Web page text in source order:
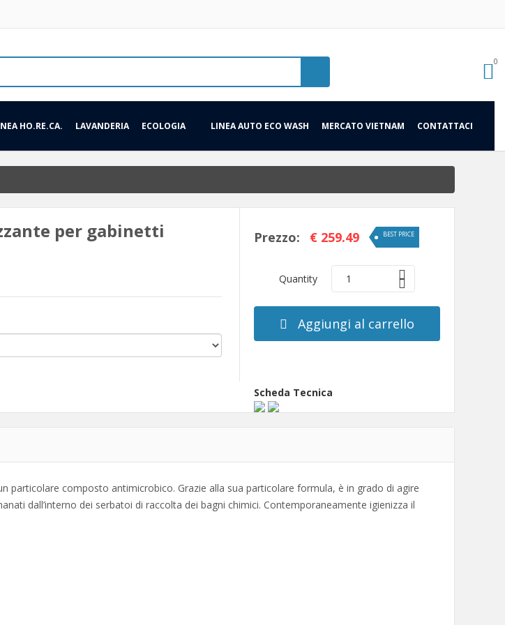
0
HO.RE.CA. LAVANDERIA ECOLOGIA LINEA AUTO ECO WASH MERCATO VIETNAM CONTATTACI
per gabinetti Prezzo: € 259.49 BEST PRICE
Quantity 1
Aggiungi al carrello
Scheda Tecnica
particolare composto antimicrobico. Grazie alla sua particolare formula, è in grado di agire
dall’interno dei serbatoi di raccolta dei bagni chimici. Contemporaneamente igienizza il